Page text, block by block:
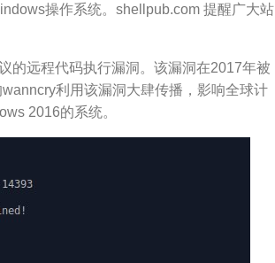
操作系统。shellpub.com 提醒广大站
的远程代码执行漏洞。该漏洞在2017年被
利用该漏洞大肆传播，影响全球计
2016的系统。